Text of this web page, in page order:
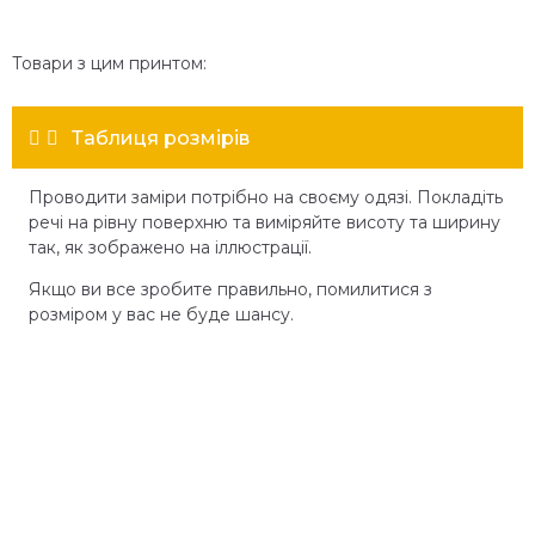
Товари з цим принтом:
Таблиця розмірів
Проводити заміри потрібно на своєму одязі. Покладіть
речі на рівну поверхню та виміряйте висоту та ширину
так, як зображено на іллюстрації.
Якщо ви все зробите правильно, помилитися з
розміром у вас не буде шансу.